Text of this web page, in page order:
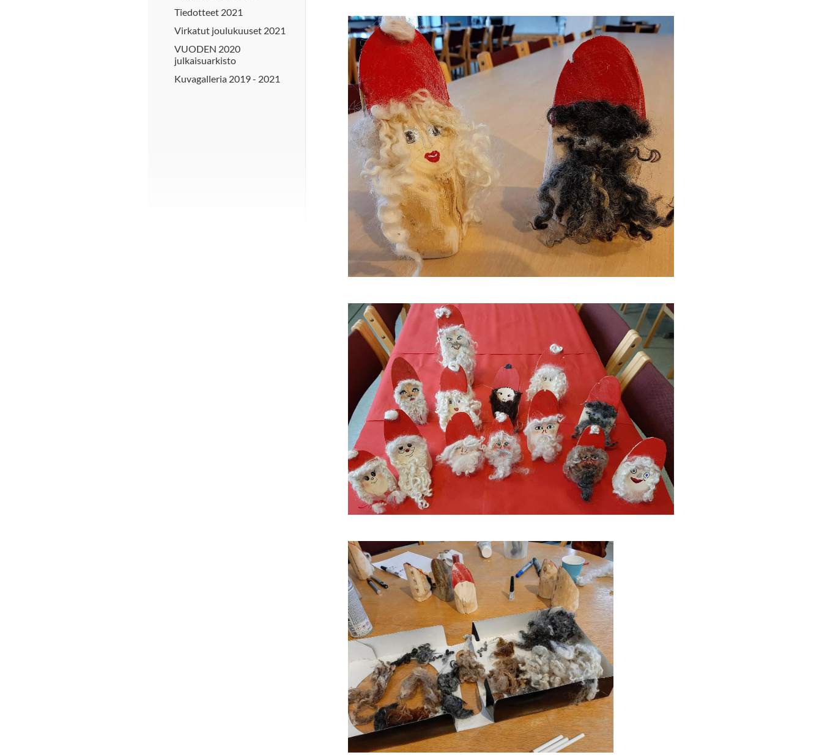
Tiedotteet 2021
Virkatut joulukuuset 2021
VUODEN 2020
julkaisuarkisto
Kuvagalleria 2019 - 2021